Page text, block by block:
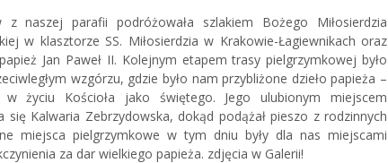
naszej parafii podróżowała szlakiem Bożego Miłosierdzia
w klasztorze SS. Miłosierdzia w Krakowie-Łagiewnikach oraz
Jan Paweł II. Kolejnym etapem trasy pielgrzymkowej było
wzgórzu, gdzie było nam przybliżone dzieło papieża –
życiu Kościoła jako świętego. Jego ulubionym miejscem
Kalwaria Zebrzydowska, dokąd podążał pieszo z rodzinnych
miejsca pielgrzymkowe w tym dniu były dla nas miejscami
za dar wielkiego papieża. zdjęcia w Galerii!